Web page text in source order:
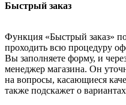
Быстрый заказ
Функция «Быстрый заказ»
проходить всю процедуру
Вы заполняете форму, и
менеджер магазина. Он
на вопросы, касающиеся
также подскажет о